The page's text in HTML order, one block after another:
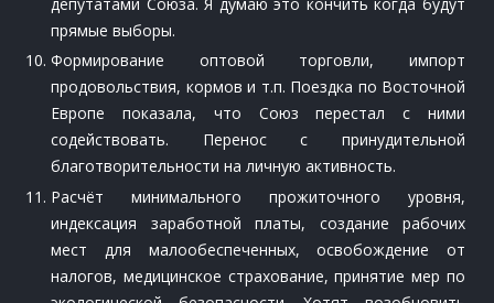
прямые выборы.
Формирование оптовой торговли, импорт
продовольствия, кормов и т.п. Поездка по Восточной
Европе показала, что Союз перестал с ними
содействовать. Перенос с принудительной
благотворительности на личную активность.
Расчёт минимального прожиточного уровня,
индексация заработной платы, создание рабочих
мест для малообеспеченных, освобождение от
налогов, медицинское страхование, принятие мер по